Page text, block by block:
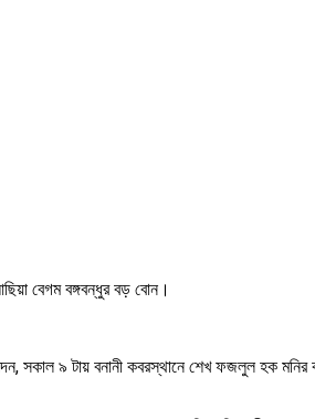
বেগম বঙ্গবন্ধুর বড় বোন।
সকাল ৯ টায় বনানী কবরস্থানে শেখ ফজলুল হক মনির